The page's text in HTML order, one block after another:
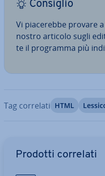
Consiglio
Vi pia­ce­reb­be provare
nostro articolo sugli
te il programma più
Tag correlati HTML
Prodotti correlati